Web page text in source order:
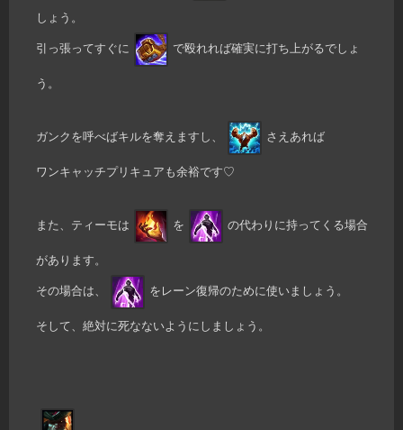
しょう。
引っ張ってすぐに
で殴れれば確実に打ち上がるでしょ
う。
ガンクを呼べばキルを奪えますし、 さえあれば
ワンキャッチプリキュアも余裕です♡
また、ティーモは を の代わりに持ってくる場合
があります。
その場合は、
をレーン復帰のために使いましょう。
そして、絶対に死なないようにしましょう。